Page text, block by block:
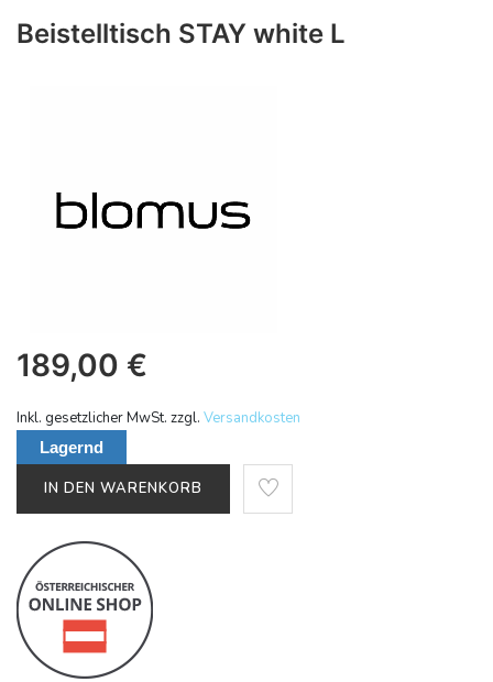
Beistelltisch STAY white L
189,00 €
Inkl. gesetzlicher MwSt. zzgl. Versandkosten
Lagernd
IN DEN WARENKORB